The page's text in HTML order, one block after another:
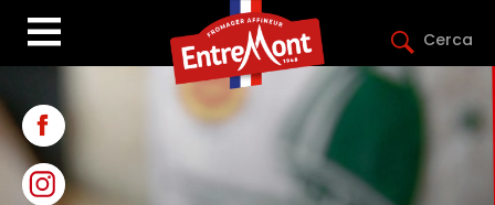
Cerca